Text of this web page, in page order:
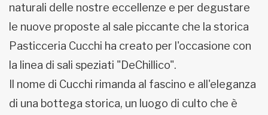
naturali delle nostre eccellenze e per degustare
le nuove proposte al sale piccante che la storica
Pasticceria Cucchi ha creato per l'occasione con
la linea di sali speziati "DeChillico".
Il nome di Cucchi rimanda al fascino e all'eleganza
di una bottega storica, un luogo di culto che è